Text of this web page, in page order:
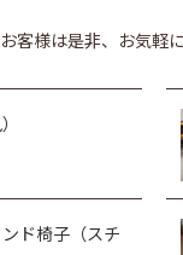
客様は是非、お気
ド椅子（スチ